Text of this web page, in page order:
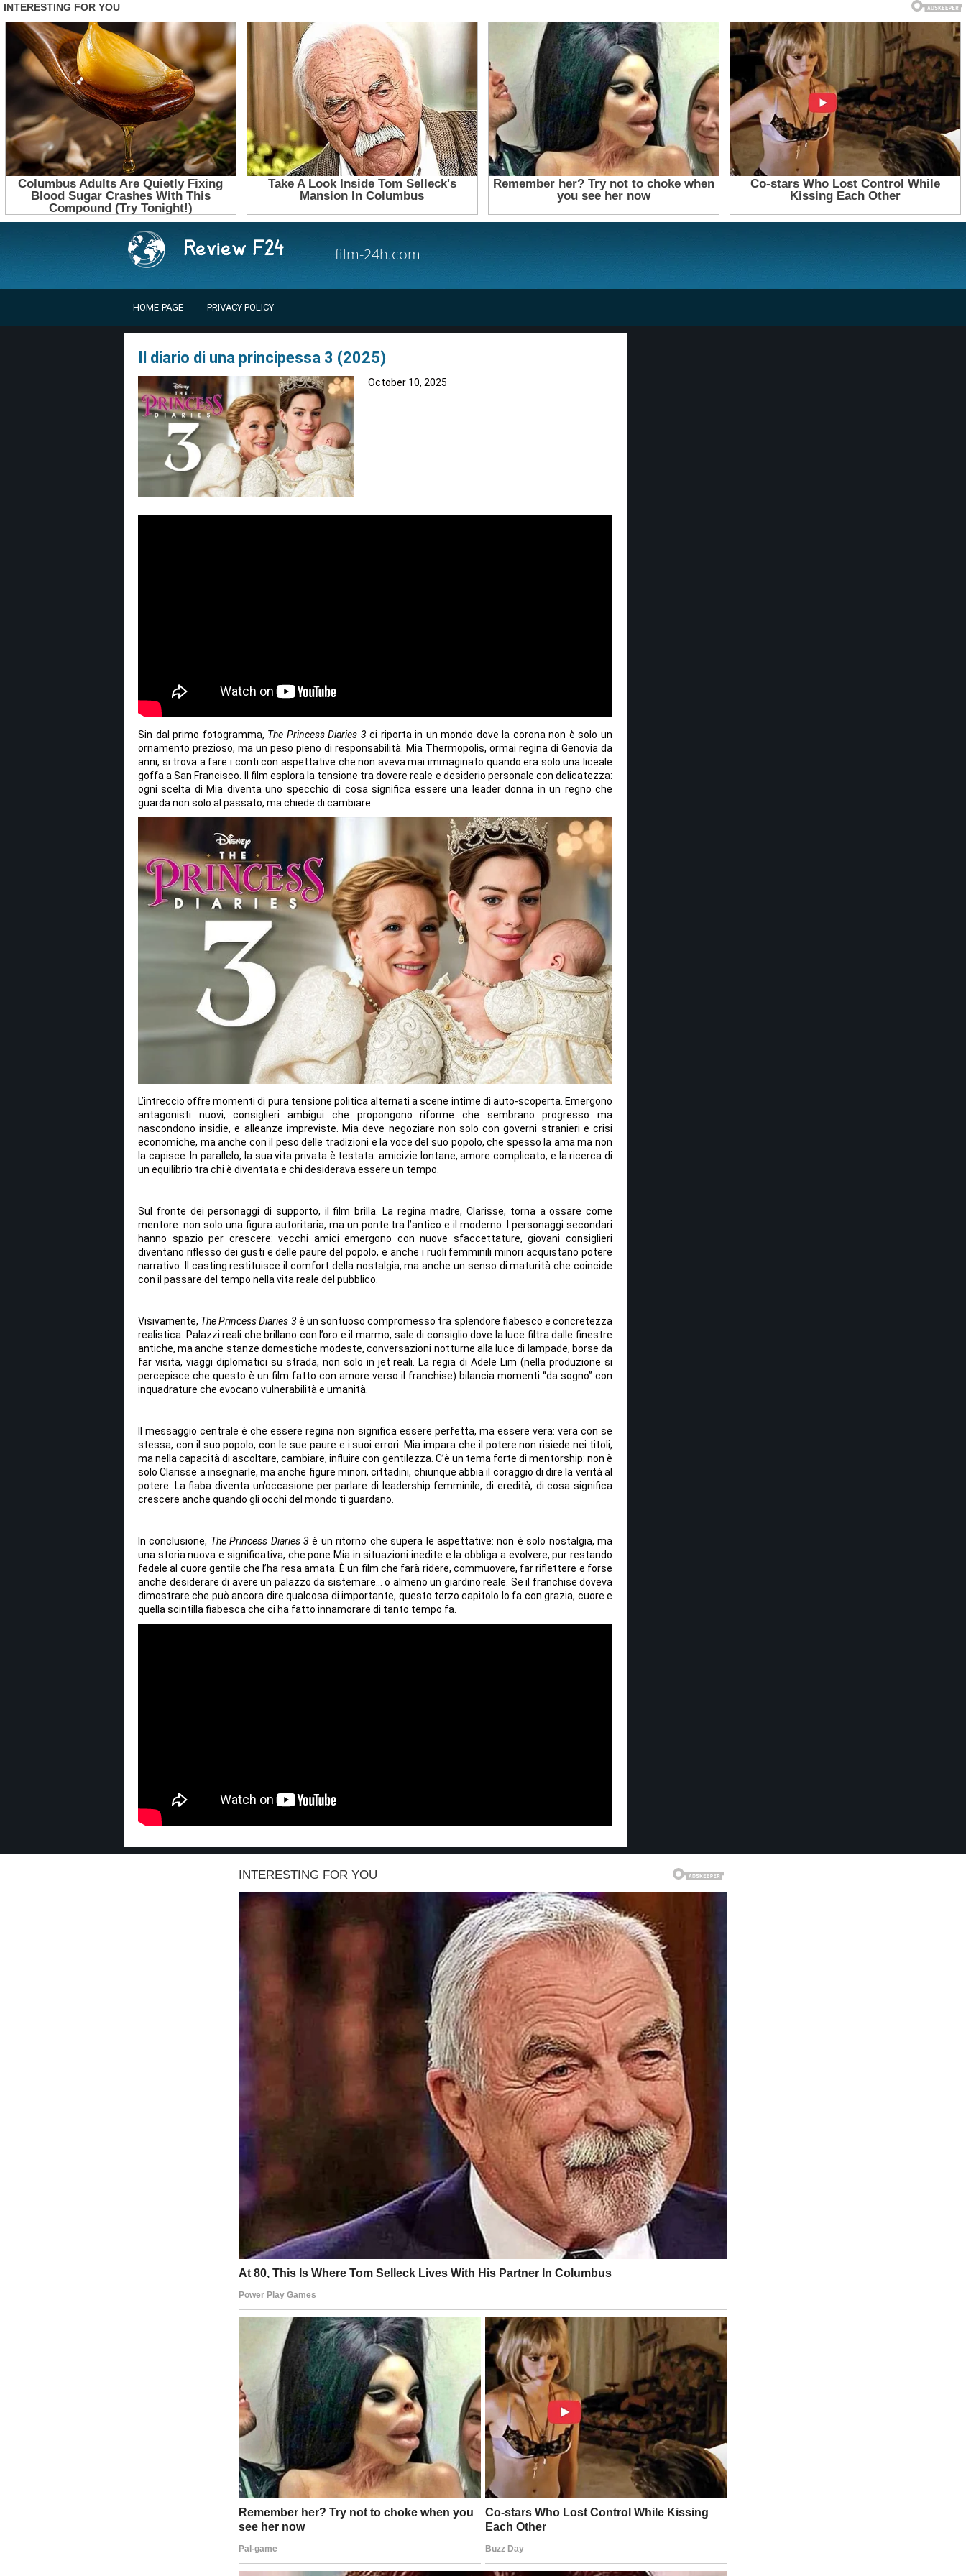
film-24h.com
HOME-PAGE PRIVACY POLICY
Il diario di una principessa 3 (2025)
October 10, 2025
Sin dal primo fotogramma, The Princess Diaries 3 ci riporta in un mondo dove la corona non è solo un
ornamento prezioso, ma un peso pieno di responsabilità. Mia Thermopolis, ormai regina di Genovia da
anni, si trova a fare i conti con aspettative che non aveva mai immaginato quando era solo una liceale
goffa a San Francisco. Il film esplora la tensione tra dovere reale e desiderio personale con delicatezza:
ogni scelta di Mia diventa uno specchio di cosa significa essere una leader donna in un regno che
guarda non solo al passato, ma chiede di cambiare.
L’intreccio offre momenti di pura tensione politica alternati a scene intime di auto-scoperta. Emergono
antagonisti nuovi, consiglieri ambigui che propongono riforme che sembrano progresso ma
nascondono insidie, e alleanze impreviste. Mia deve negoziare non solo con governi stranieri e crisi
economiche, ma anche con il peso delle tradizioni e la voce del suo popolo, che spesso la ama ma non
la capisce. In parallelo, la sua vita privata è testata: amicizie lontane, amore complicato, e la ricerca di
un equilibrio tra chi è diventata e chi desiderava essere un tempo.
Sul fronte dei personaggi di supporto, il film brilla. La regina madre, Clarisse, torna a ossare come
mentore: non solo una figura autoritaria, ma un ponte tra l’antico e il moderno. I personaggi secondari
hanno spazio per crescere: vecchi amici emergono con nuove sfaccettature, giovani consiglieri
diventano riflesso dei gusti e delle paure del popolo, e anche i ruoli femminili minori acquistano potere
narrativo. Il casting restituisce il comfort della nostalgia, ma anche un senso di maturità che coincide
con il passare del tempo nella vita reale del pubblico.
Visivamente, The Princess Diaries 3 è un sontuoso compromesso tra splendore fiabesco e concretezza
realistica. Palazzi reali che brillano con l’oro e il marmo, sale di consiglio dove la luce filtra dalle finestre
antiche, ma anche stanze domestiche modeste, conversazioni notturne alla luce di lampade, borse da
far visita, viaggi diplomatici su strada, non solo in jet reali. La regia di Adele Lim (nella produzione si
percepisce che questo è un film fatto con amore verso il franchise) bilancia momenti “da sogno” con
inquadrature che evocano vulnerabilità e umanità.
Il messaggio centrale è che essere regina non significa essere perfetta, ma essere vera: vera con se
stessa, con il suo popolo, con le sue paure e i suoi errori. Mia impara che il potere non risiede nei titoli,
ma nella capacità di ascoltare, cambiare, influire con gentilezza. C’è un tema forte di mentorship: non è
solo Clarisse a insegnarle, ma anche figure minori, cittadini, chiunque abbia il coraggio di dire la verità al
potere. La fiaba diventa un’occasione per parlare di leadership femminile, di eredità, di cosa significa
crescere anche quando gli occhi del mondo ti guardano.
In conclusione, The Princess Diaries 3 è un ritorno che supera le aspettative: non è solo nostalgia, ma
una storia nuova e significativa, che pone Mia in situazioni inedite e la obbliga a evolvere, pur restando
fedele al cuore gentile che l’ha resa amata. È un film che farà ridere, commuovere, far riflettere e forse
anche desiderare di avere un palazzo da sistemare… o almeno un giardino reale. Se il franchise doveva
dimostrare che può ancora dire qualcosa di importante, questo terzo capitolo lo fa con grazia, cuore e
quella scintilla fiabesca che ci ha fatto innamorare di tanto tempo fa.